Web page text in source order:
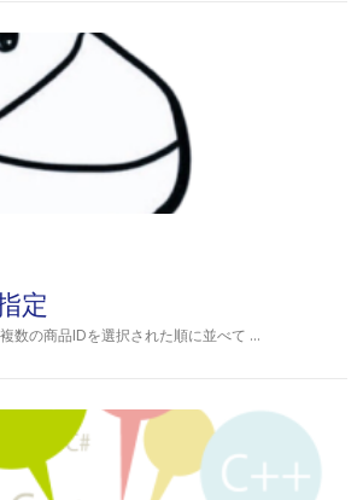
定
数の商品IDを選択された順に並べて …